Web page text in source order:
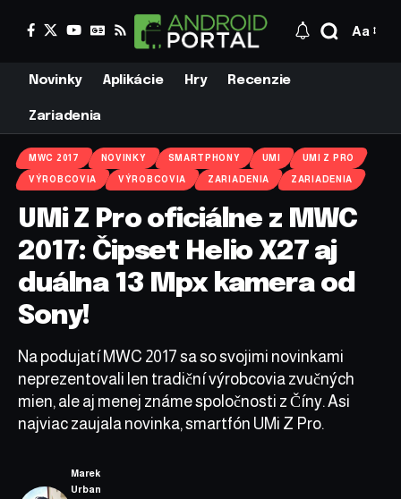
Aa
Novinky Aplikácie Hry Recenzie
Zariadenia
MWC 2017 NOVINKY SMARTPHONY UMI UMI Z PRO
VÝROBCOVIA VÝROBCOVIA ZARIADENIA ZARIADENIA
UMi Z Pro oficiálne z MWC
2017: Čipset Helio X27 aj
duálna 13 Mpx kamera od
Sony!
Na podujatí MWC 2017 sa so svojimi novinkami
neprezentovali len tradiční výrobcovia zvučných
mien, ale aj menej známe spoločnosti z Číny. Asi
najviac zaujala novinka, smartfón UMi Z Pro.
Marek
Urban